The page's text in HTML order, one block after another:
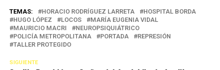
TEMAS: HORACIO RODRÍGUEZ LARRETA
HOSPITAL BORDA
HUGO LÓPEZ
LOCOS
MARÍA EUGENIA VIDAL
MAURICIO MACRI
NEUROPSIQUIÁTRICO
POLICÍA METROPOLITANA
PORTADA
REPRESIÓN
TALLER PROTEGIDO
SIGUIENTE